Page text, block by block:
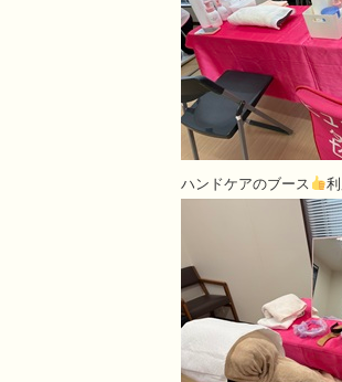
ハンドケアのブース